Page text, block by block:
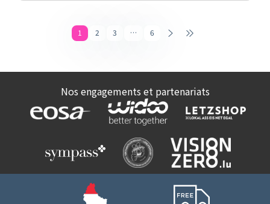
1 2 3 … 6
Nos engagements et partenariats